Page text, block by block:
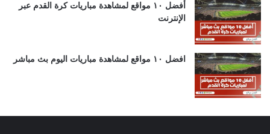
أفضل ١٠ مواقع لمشاهدة مباريات كرة القدم عبر
الإنترنت
افضل ١٠ مواقع لمشاهدة مباريات اليوم بث مباشر